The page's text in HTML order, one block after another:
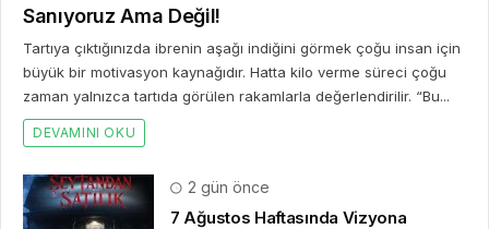
Sanıyoruz Ama Değil!
Tartıya çıktığınızda ibrenin aşağı indiğini görmek çoğu insan için
büyük bir motivasyon kaynağıdır. Hatta kilo verme süreci çoğu
zaman yalnızca tartıda görülen rakamlarla değerlendirilir. “Bu...
DEVAMINI OKU
2 gün önce
7 Ağustos Haftasında Vizyona